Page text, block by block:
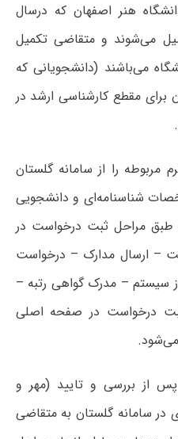
هنر اصفهان که درسال
فارغ التحصیل می‌شوند و متقاضی تکمیل
می‌باشند (دانشجویانی که
مقطع کارشناسی ارشد در
را از سامانه گلستان
شناسنامه‌ای و دانشجویی
از روز سه شنبه مورخ ۱۴۰۱/۱۱/۴ طبق مراحل ثبت درخواست در
– ارسال مدارک – درخواست
سیستم – مدرک گواهی رتبه –
ثبت درخواست در صفحه اصلی
می‌شود.
از بررسی و تایید (مهر و
بعد از ۳ روز اداری در سامانه گلستان به متقاضی